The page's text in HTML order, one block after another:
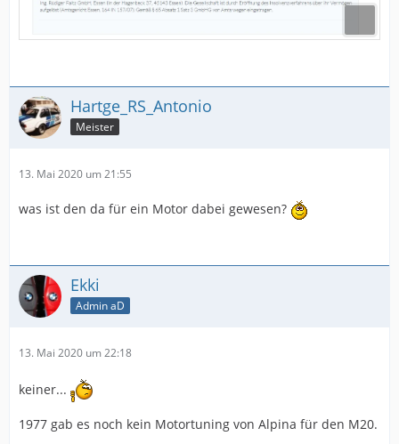
Hartge_RS_Antonio
Meister
13. Mai 2020 um 21:55
was ist den da für ein Motor dabei gewesen?
Ekki
Admin aD
13. Mai 2020 um 22:18
keiner...
1977 gab es noch kein Motortuning von Alpina für den M20.